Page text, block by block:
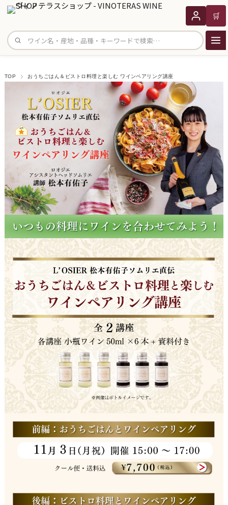
サイト内検索
🛒
TOP おうちごはん＆ビストロ料理と楽しむ ワインペアリング講座